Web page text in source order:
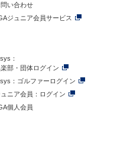
問い合わせ
ジュニア会員サービス
：
部・団体ログイン
：ゴルファーログイン
ュニア会員：ログイン
個人会員